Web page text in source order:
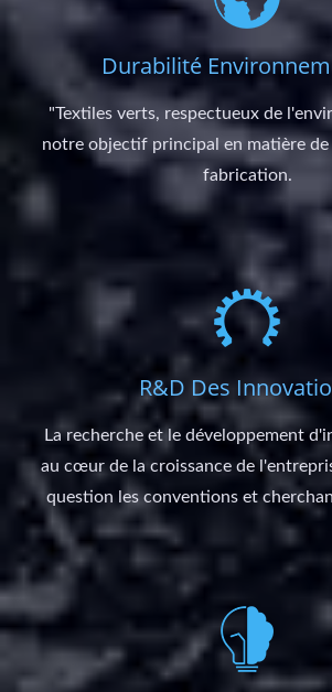
Durabilité
"Textiles verts, respectueux de
notre objectif principal en matière de
fabrication.
R&D Des
La recherche et le développement
au cœur de la croissance de
question les conventions et